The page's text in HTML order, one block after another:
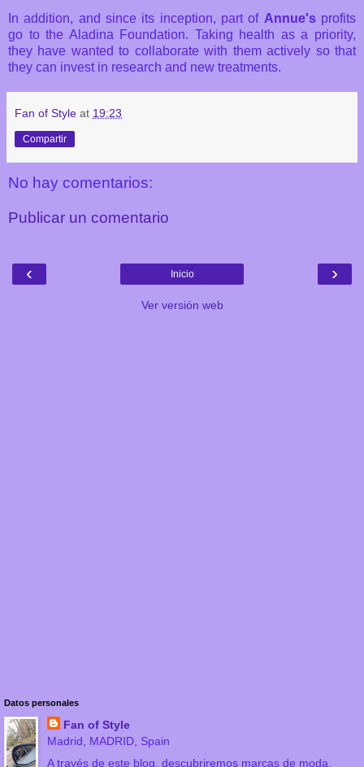
In addition, and since its inception, part of Annue's profits
go to the Aladina Foundation. Taking health as a priority,
they have wanted to collaborate with them actively so that
they can invest in research and new treatments.
Fan of Style at 19:23
Compartir
No hay comentarios:
Publicar un comentario
‹ ›
Inicio
Ver versión web
Datos personales
Fan of Style
Madrid, MADRID, Spain
A través de este blog, descubriremos marcas de moda,